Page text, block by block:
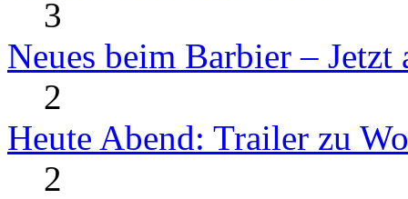
3
Neues beim Barbier – Jetzt
2
Heute Abend: Trailer zu
2